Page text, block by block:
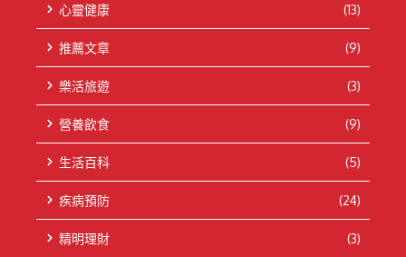
心靈健康 (13)
推薦文章 (9)
樂活旅遊 (3)
營養飲食 (9)
生活百科 (5)
疾病預防 (24)
精明理財 (3)